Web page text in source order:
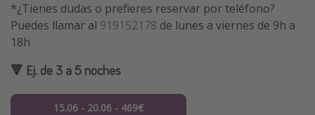
*¿Tienes dudas o prefieres reservar por teléfono?
Puedes llamar al 919152178 de lunes a viernes de 9h a
18h
🔻 Ej. de 3 a 5 noches
15.06 - 20.06 - 469€